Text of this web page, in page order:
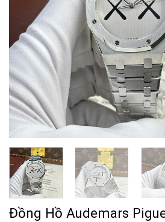
Đồng Hồ Audemars